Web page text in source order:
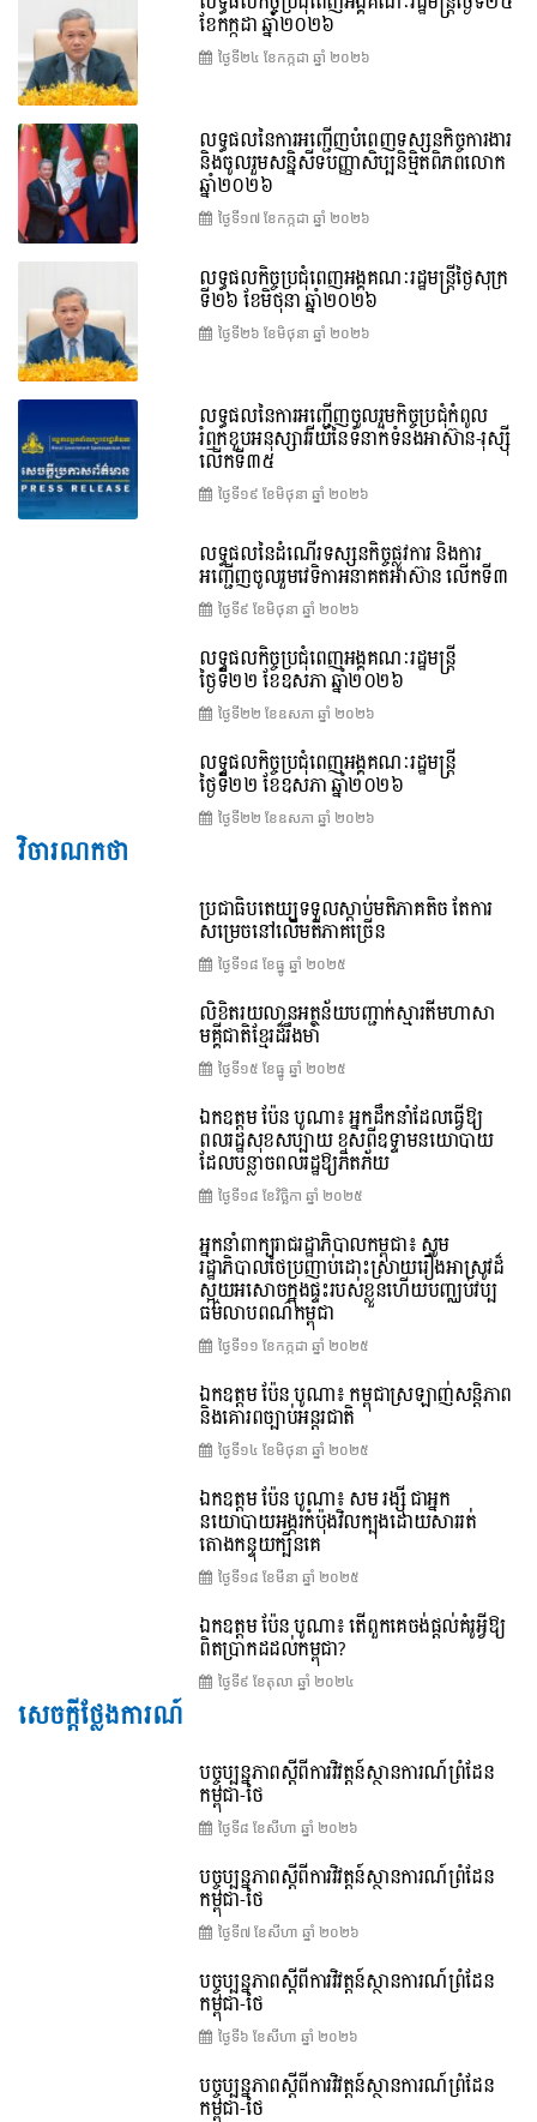
ខែកក្កដា ឆ្នាំ២០២៦
ថ្ងៃទី២៤ ខែ​កក្កដា ឆ្នាំ ២០២៦
លទ្ធផលនៃការអញ្ជើញបំពេញទស្សនកិច្ចការងារ
និងចូលរួមសន្និសីទបញ្ញាសិប្បនិម្មិតពិភពលោក
ឆ្នាំ២០២៦
ថ្ងៃទី១៧ ខែ​កក្កដា ឆ្នាំ ២០២៦
លទ្ធផលកិច្ចប្រជុំពេញអង្គគណៈរដ្ឋមន្រ្តីថ្ងៃសុក្រ
ទី២៦ ខែមិថុនា ឆ្នាំ២០២៦
ថ្ងៃទី២៦ ខែ​មិថុនា ឆ្នាំ ២០២៦
លទ្ធផលនៃការអញ្ជើញចូលរួមកិច្ចប្រជុំកំពូល
រំឭកខួបអនុស្សាវរីយ៍នៃទំនាក់ទំនងអាស៊ាន-រុស្ស៊ី
លើកទី៣៥
ថ្ងៃទី១៩ ខែ​មិថុនា ឆ្នាំ ២០២៦
លទ្ធផលនៃដំណើរទស្សនកិច្ចផ្លូវការ និងការ
អញ្ជើញចូលរួមវេទិកាអនាគតអាស៊ាន លើកទី៣
ថ្ងៃទី៩ ខែ​មិថុនា ឆ្នាំ ២០២៦
លទ្ធផលកិច្ចប្រជុំពេញអង្គគណៈរដ្ឋមន្ត្រី
ថ្ងៃទី២២ ខែឧសភា ឆ្នាំ២០២៦
ថ្ងៃទី២២ ខែ​ឧសភា ឆ្នាំ ២០២៦
លទ្ធផលកិច្ចប្រជុំពេញអង្គគណៈរដ្ឋមន្រ្តី
ថ្ងៃទី២២ ខែឧសភា ឆ្នាំ២០២៦
ថ្ងៃទី២២ ខែ​ឧសភា ឆ្នាំ ២០២៦
វិចារណកថា
ប្រជាធិបតេយ្យទទួលស្តាប់មតិភាគតិច តែការ
សម្រេចនៅលើមតិភាគច្រើន
ថ្ងៃទី១៨ ខែ​ធ្នូ ឆ្នាំ ២០២៥
លិខិតរយលានអត្ថន័យបញ្ជាក់ស្មារតីមហាសា
មគ្គីជាតិខ្មែរដ៏រឹងមាំ
ថ្ងៃទី១៥ ខែ​ធ្នូ ឆ្នាំ ២០២៥
ឯកឧត្តម ប៉ែន បូណា៖ អ្នកដឹកនាំដែលធ្វើឱ្យ
ពលរដ្ឋសុខសប្បាយ ខុសពីឧទ្ទាមនយោបាយ
ដែលបន្លាចពលរដ្ឋឱ្យភិតភ័យ
ថ្ងៃទី១៨ ខែ​វិច្ឆិកា ឆ្នាំ ២០២៥
អ្នកនាំពាក្យរាជរដ្ឋាភិបាលកម្ពុជា៖ សូម
រដ្ឋាភិបាលថៃប្រញាប់ដោះស្រាយរឿងអាស្រូវដ៏
ស្អុយអសោចក្នុងផ្ទះរបស់ខ្លួនហើយបញ្ឈប់វប្ប
ធម៌លាបពណ៌កម្ពុជា
ថ្ងៃទី១១ ខែ​កក្កដា ឆ្នាំ ២០២៥
ឯកឧត្តម ប៉ែន បូណា៖ កម្ពុជាស្រឡាញ់សន្តិភាព
និងគោរពច្បាប់អន្តរជាតិ
ថ្ងៃទី១៤ ខែ​មិថុនា ឆ្នាំ ២០២៥
ឯកឧត្តម ប៉ែន បូណា៖ សម រង្ស៊ី ជាអ្នក
នយោបាយអង្ករកំប៉ុងវិលក្បុងដោយសាររត់
តោងកន្ទុយក្បិនគេ
ថ្ងៃទី១៨ ខែ​មីនា ឆ្នាំ ២០២៥
ឯកឧត្តម ប៉ែន បូណា៖ តើពួកគេចង់ផ្តល់គំរូអ្វីឱ្យ
ពិតប្រាកដដល់កម្ពុជា?
ថ្ងៃទី៩ ខែ​តុលា ឆ្នាំ ២០២៤
សេចក្តីថ្លែងការណ៍
បច្ចុប្បន្នភាពស្ដីពីការវិវត្តន៍ស្ថានការណ៍ព្រំដែន
កម្ពុជា-ថៃ
ថ្ងៃទី៨ ខែ​សីហា ឆ្នាំ ២០២៦
បច្ចុប្បន្នភាពស្ដីពីការវិវត្តន៍ស្ថានការណ៍ព្រំដែន
កម្ពុជា-ថៃ
ថ្ងៃទី៧ ខែ​សីហា ឆ្នាំ ២០២៦
បច្ចុប្បន្នភាពស្ដីពីការវិវត្តន៍ស្ថានការណ៍ព្រំដែន
កម្ពុជា-ថៃ
ថ្ងៃទី៦ ខែ​សីហា ឆ្នាំ ២០២៦
បច្ចុប្បន្នភាពស្ដីពីការវិវត្តន៍ស្ថានការណ៍ព្រំដែន
កម្ពុជា-ថៃ